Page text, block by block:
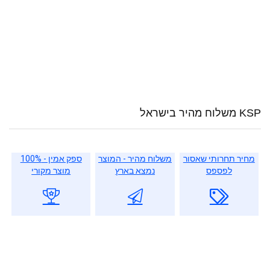
KSP משלוח מהיר בישראל
מחיר תחרותי שאסור
לפספס
משלוח מהיר - המוצר
נמצא בארץ
ספק אמין - 100%
מוצר מקורי